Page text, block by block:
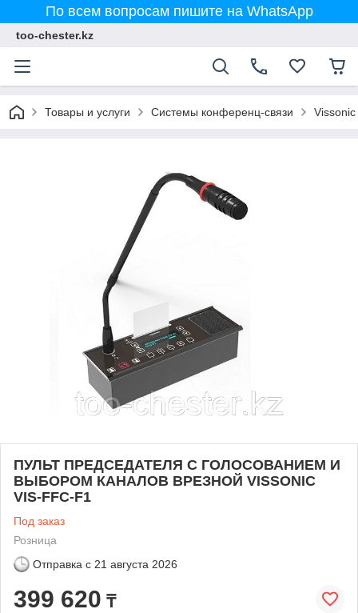
По всем вопросам пишите на WhatsApp
too-chester.kz
Товары и услуги Системы конференц-связи Vissonic
ПУЛЬТ ПРЕДСЕДАТЕЛЯ С ГОЛОСОВАНИЕМ И
ВЫБОРОМ КАНАЛОВ ВРЕЗНОЙ VISSONIC
VIS-FFC-F1
Под заказ
Розница
Отправка с 21 августа 2026
399 620 ₸